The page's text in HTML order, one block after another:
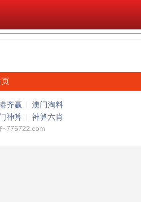
页
齐赢
澳门淘料
神算 神算六肖
~776722.com